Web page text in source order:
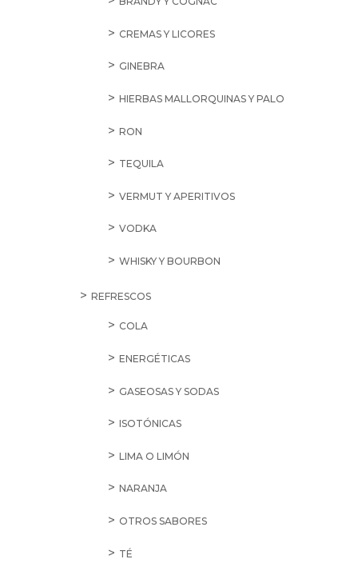
CREMAS Y LICORES
GINEBRA
HIERBAS MALLORQUINAS Y PALO
RON
TEQUILA
VERMUT Y APERITIVOS
VODKA
WHISKY Y BOURBON
REFRESCOS
COLA
ENERGÉTICAS
GASEOSAS Y SODAS
ISOTÓNICAS
LIMA O LIMÓN
NARANJA
OTROS SABORES
TÉ